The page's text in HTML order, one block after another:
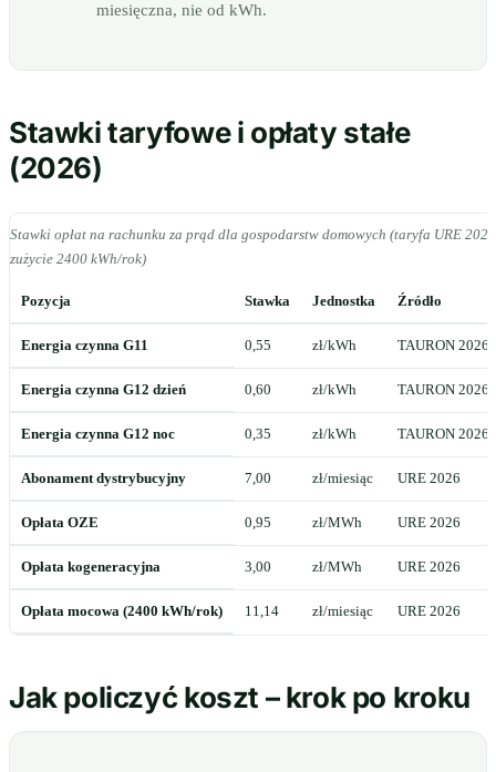
miesięczna, nie od kWh.
Stawki taryfowe i opłaty stałe
(2026)
Stawki opłat na rachunku za prąd dla gospodarstw domowych (taryfa URE
zużycie 2400 kWh/rok)
Pozycja Stawka Jednostka Źródło
Energia czynna G11 0,55 zł/kWh TAURON 2026
Energia czynna G12 dzień 0,60 zł/kWh TAURON 2026
Energia czynna G12 noc 0,35 zł/kWh TAURON 2026
Abonament dystrybucyjny 7,00 zł/miesiąc URE 2026
Opłata OZE 0,95 zł/MWh URE 2026
Opłata kogeneracyjna 3,00 zł/MWh URE 2026
Opłata mocowa (2400 kWh/rok) 11,14 zł/miesiąc URE 2026
Jak policzyć koszt – krok po kroku